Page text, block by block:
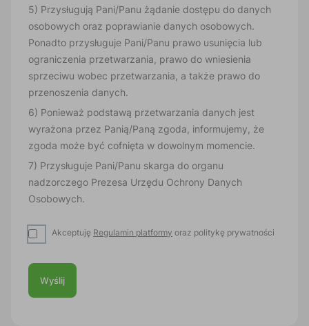
5) Przysługują Pani/Panu żądanie dostępu do danych
osobowych oraz poprawianie danych osobowych.
Ponadto przysługuje Pani/Panu prawo usunięcia lub
ograniczenia przetwarzania, prawo do wniesienia
sprzeciwu wobec przetwarzania, a także prawo do
przenoszenia danych.
6) Ponieważ podstawą przetwarzania danych jest
wyrażona przez Panią/Paną zgoda, informujemy, że
zgoda może być cofnięta w dowolnym momencie.
7) Przysługuje Pani/Panu skarga do organu
nadzorczego Prezesa Urzędu Ochrony Danych
Osobowych.
Akceptuję Regulamin platformy oraz politykę prywatności
Wyślij